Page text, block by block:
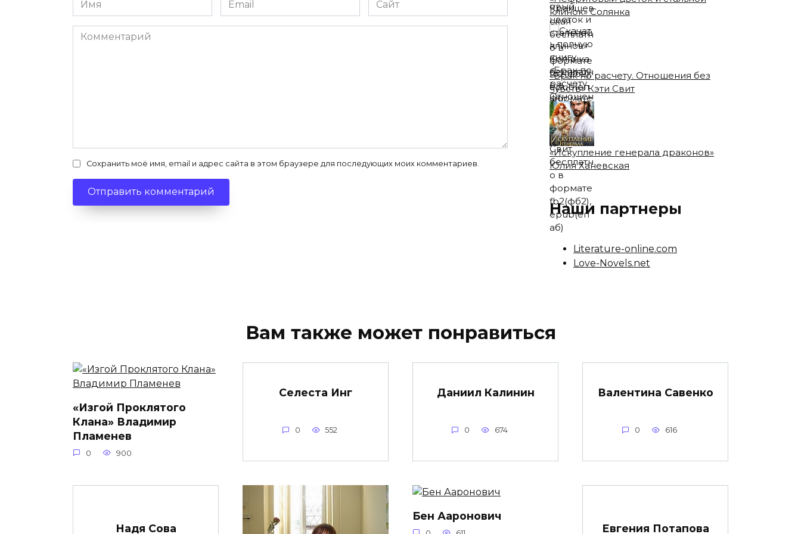
*
*
Комментарий
Сохранить моё имя, email и адрес сайта в этом браузере для последующих моих комментариев.
клинок» Солянка
«Брак по расчету. Отношения без
чувств» Кэти Свит
«Искупление генерала драконов»
Юлия Ханевская
Наши партнеры
Literature-online.com
Love-Novels.net
Вам также может понравиться
«Изгой Проклятого
Клана» Владимир
Пламенев
0 900
Селеста Инг
0 552
Даниил Калинин
0 674
Валентина Савенко
0 616
Надя Сова
Бен Ааронович
Евгения Потапова